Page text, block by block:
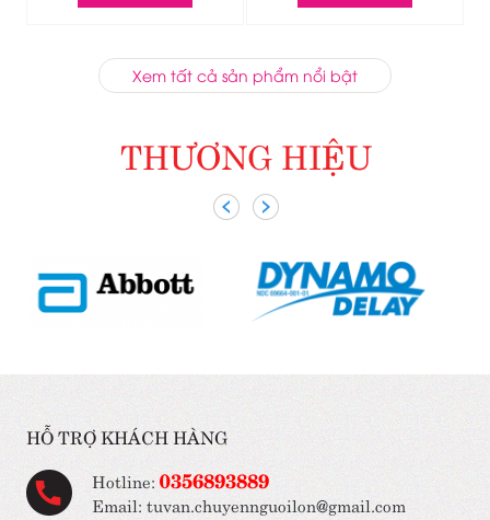
Xem tất cả sản phẩm nổi bật
THƯƠNG HIỆU
HỖ TRỢ KHÁCH HÀNG
Hotline: 0356893889
Email: tuvan.chuyennguoilon@gmail.com